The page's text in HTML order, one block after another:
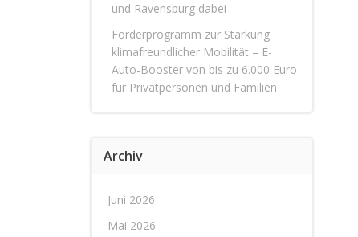
und Ravensburg dabei
Förderprogramm zur Stärkung
klimafreundlicher Mobilität – E-
Auto-Booster von bis zu 6.000 Euro
für Privatpersonen und Familien
Archiv
Juni 2026
Mai 2026